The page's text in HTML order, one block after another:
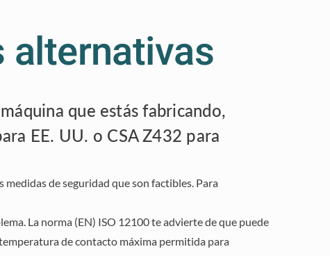
alternativas
que estás fabricando,
EE. UU. o CSA Z432 para
de seguridad que son factibles. Para
La norma (EN) ISO 12100 te advierte de que puede
de contacto máxima permitida para